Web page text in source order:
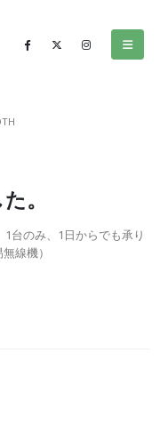
。
台のみ、1日からでも承り
線機）